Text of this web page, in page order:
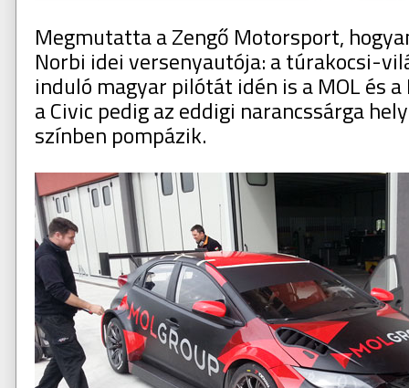
Megmutatta a Zengő Motorsport,
Norbi idei versenyautója: a túrakocsi-
induló magyar pilótát idén is a MOL és
a Civic pedig az eddigi narancssárga
színben pompázik.